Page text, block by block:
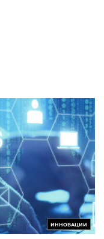
ИННОВАЦИИ